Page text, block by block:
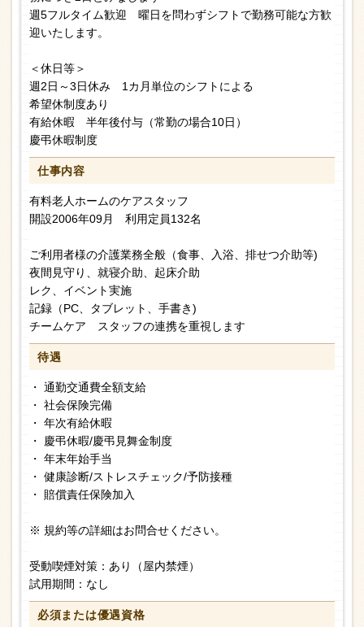
週5フルタイム歓迎 曜日を問わずシフトで勤務可能な方歓
迎いたします。
＜休日等＞
週2日～3日休み 1カ月単位のシフトによる
希望休制度あり
有給休暇 半年後付与（常勤の場合10日）
慶弔休暇制度
仕事内容
有料老人ホームのケアスタッフ
開設2006年09月 利用定員132名
ご利用者様の介護業務全般（食事、入浴、排せつ介助等)
夜間見守り、就寝介助、起床介助
レク、イベント実施
記録（PC、タブレット、手書き)
チームケア スタッフの連携を重視します
待遇
・ 通勤交通費全額支給
・ 社会保険完備
・ 年次有給休暇
・ 慶弔休暇/慶弔見舞金制度
・ 年末年始手当
・ 健康診断/ストレスチェック/予防接種
・ 賠償責任保険加入
※ 規約等の詳細はお問合せください。
受動喫煙対策：あり（屋内禁煙）
試用期間：なし
必須または優遇資格